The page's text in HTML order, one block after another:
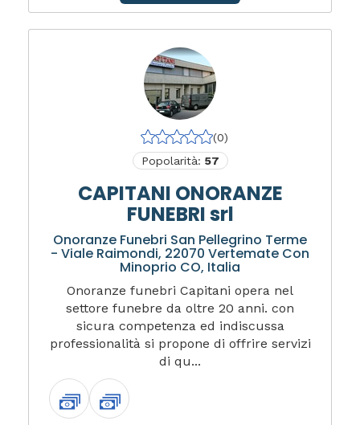
(0)
Popolarità: 57
CAPITANI ONORANZE
FUNEBRI srl
Onoranze Funebri San Pellegrino Terme
- Viale Raimondi, 22070 Vertemate Con
Minoprio CO, Italia
Onoranze funebri Capitani opera nel
settore funebre da oltre 20 anni. con
sicura competenza ed indiscussa
professionalità si propone di offrire servizi
di qu...